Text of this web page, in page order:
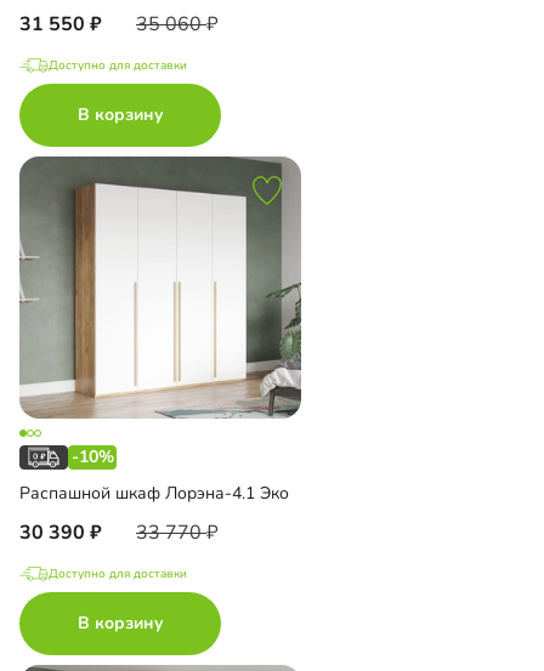
31 550 35 060
Доступно для доставки
В корзину
-10%
Распашной шкаф Лорэна-4.1 Эко
30 390 33 770
Доступно для доставки
В корзину